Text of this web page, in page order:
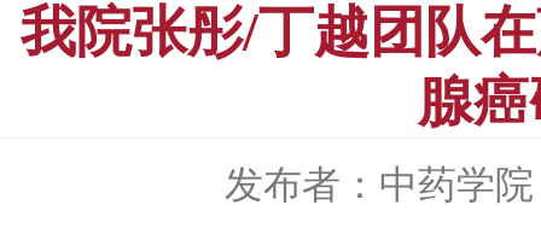
我院张彤/丁越团队
腺
发布者：中药学院